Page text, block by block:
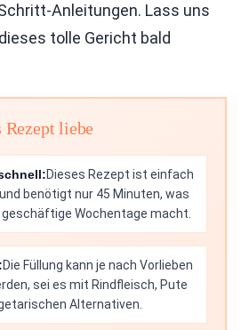
Anleitungen. Lass uns
tolle Gericht bald
Rezept liebe
Dieses Rezept ist einfach
benötigt nur 45 Minuten, was
Wochentage macht.
Die Füllung kann je nach Vorlieben
sei es mit Rindfleisch, Pute
Alternativen.